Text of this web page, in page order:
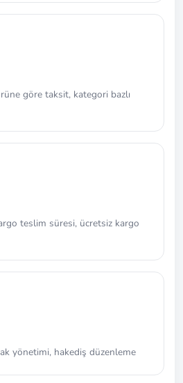
göre taksit, kategori bazlı
teslim süresi, ücretsiz kargo
yönetimi, hakediş düzenleme